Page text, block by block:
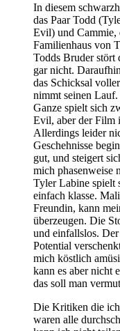
In diesem
das Paar Todd
Evil) und Cammie,
Familienhaus von
Todds Bruder stört
gar nicht.
das Schicksal
nimmt seinen
Ganze spielt sich
Evil, aber der Film
Allerdings leider
Geschehnisse
gut, und steigert
mich phasenweise
Tyler Labine spielt
einfach klasse.
Freundin, kann
überzeugen. Die
und einfallslos.
Potential
mich köstlich
kann es aber nicht
das soll man
Die Kritiken die ich
waren alle